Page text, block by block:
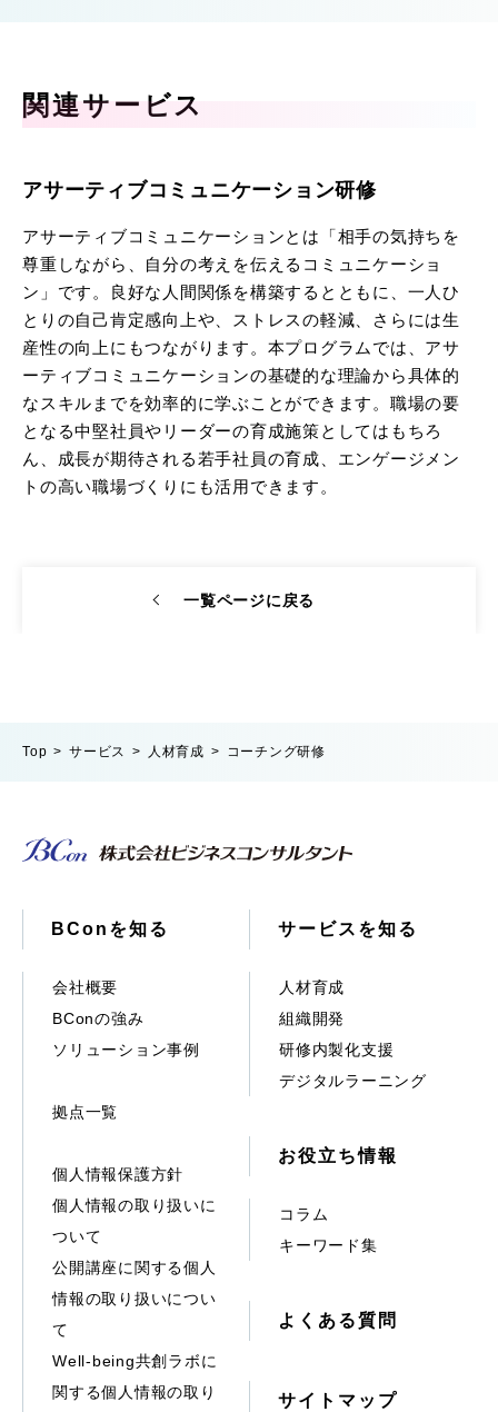
関連サービス
アサーティブコミュニケーション研修
アサーティブコミュニケーションとは「相手の気持ちを
尊重しながら、自分の考えを伝えるコミュニケーショ
ン」です。良好な人間関係を構築するとともに、一人ひ
とりの自己肯定感向上や、ストレスの軽減、さらには生
産性の向上にもつながります。本プログラムでは、アサ
ーティブコミュニケーションの基礎的な理論から具体的
なスキルまでを効率的に学ぶことができます。職場の要
となる中堅社員やリーダーの育成施策としてはもちろ
ん、成長が期待される若手社員の育成、エンゲージメン
トの高い職場づくりにも活用できます。
一覧ページに戻る
Top サービス 人材育成 コーチング研修
BConを知る
会社概要
BConの強み
ソリューション事例
拠点一覧
個人情報保護方針
個人情報の取り扱いに
ついて
公開講座に関する個人
情報の取り扱いについ
て
Well-being共創ラボに
関する個人情報の取り
サービスを知る
人材育成
組織開発
研修内製化支援
デジタルラーニング
お役立ち情報
コラム
キーワード集
よくある質問
サイトマップ